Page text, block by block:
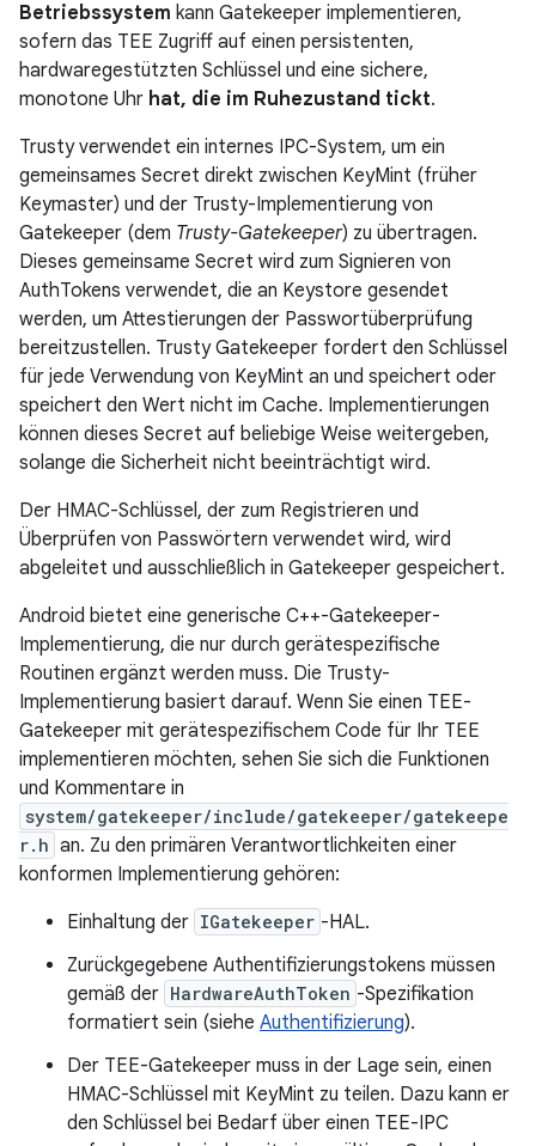
Betriebssystem kann Gatekeeper implementieren,
sofern das TEE Zugriff auf einen persistenten,
hardwaregestützten Schlüssel und eine sichere,
monotone Uhr hat, die im Ruhezustand tickt.
Trusty verwendet ein internes IPC-System, um ein
gemeinsames Secret direkt zwischen KeyMint (früher
Keymaster) und der Trusty-Implementierung von
Gatekeeper (dem Trusty-Gatekeeper) zu übertragen.
Dieses gemeinsame Secret wird zum Signieren von
AuthTokens verwendet, die an Keystore gesendet
werden, um Attestierungen der Passwortüberprüfung
bereitzustellen. Trusty Gatekeeper fordert den Schlüssel
für jede Verwendung von KeyMint an und speichert oder
speichert den Wert nicht im Cache. Implementierungen
können dieses Secret auf beliebige Weise weitergeben,
solange die Sicherheit nicht beeinträchtigt wird.
Der HMAC-Schlüssel, der zum Registrieren und
Überprüfen von Passwörtern verwendet wird, wird
abgeleitet und ausschließlich in Gatekeeper gespeichert.
Android bietet eine generische C++-Gatekeeper-
Implementierung, die nur durch gerätespezifische
Routinen ergänzt werden muss. Die Trusty-
Implementierung basiert darauf. Wenn Sie einen TEE-
Gatekeeper mit gerätespezifischem Code für Ihr TEE
implementieren möchten, sehen Sie sich die Funktionen
und Kommentare in
system/gatekeeper/include/gatekeeper/gatekeepe
r.h an. Zu den primären Verantwortlichkeiten einer
konformen Implementierung gehören:
Einhaltung der IGatekeeper -HAL.
Zurückgegebene Authentifizierungstokens müssen
gemäß der HardwareAuthToken -Spezifikation
formatiert sein (siehe Authentifizierung).
Der TEE-Gatekeeper muss in der Lage sein, einen
HMAC-Schlüssel mit KeyMint zu teilen. Dazu kann er
den Schlüssel bei Bedarf über einen TEE-IPC